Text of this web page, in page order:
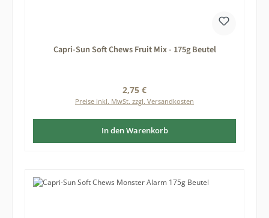
Capri-Sun Soft Chews Fruit Mix - 175g Beutel
Regulärer Preis:
2,75 €
Preise inkl. MwSt. zzgl. Versandkosten
In den Warenkorb